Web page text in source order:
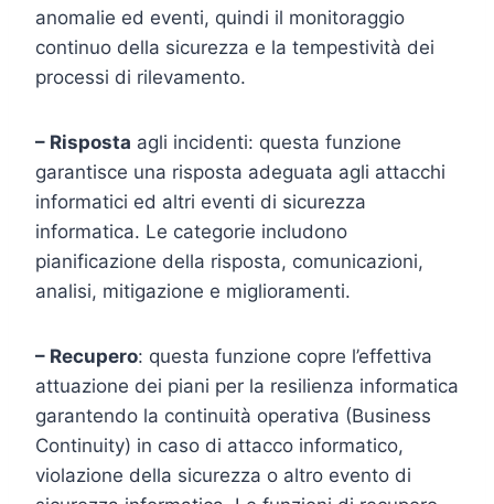
anomalie ed eventi, quindi il monitoraggio
continuo della sicurezza e la tempestività dei
processi di rilevamento.
– Risposta agli incidenti: questa funzione
garantisce una risposta adeguata agli attacchi
informatici ed altri eventi di sicurezza
informatica. Le categorie includono
pianificazione della risposta, comunicazioni,
analisi, mitigazione e miglioramenti.
– Recupero: questa funzione copre l’effettiva
attuazione dei piani per la resilienza informatica
garantendo la continuità operativa (Business
Continuity) in caso di attacco informatico,
violazione della sicurezza o altro evento di